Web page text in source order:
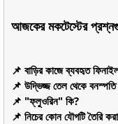
আজকের মকটেস্টের
📌 বাড়ির কাজে ব্যবহৃত
📌 উদ্ভিজ্জ তেল থেকে
📌 "ফ্লুওরিন" কি?
📌 নিচের কোন যৌগটি তৈরি